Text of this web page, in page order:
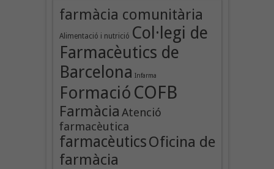
farmàcia comunitària
Alimentació i nutrició Col·legi de
Farmacèutics de
Barcelona Infarma
Formació COFB
Farmàcia Atenció
farmacèutica
farmacèuticsOficina de
farmàcia